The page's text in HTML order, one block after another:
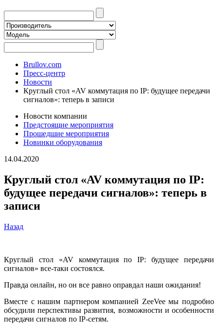
Brullov.com
Пресс-центр
Новости
Круглый стол «AV коммутация по IP: будущее передачи
сигналов»: теперь в записи
Новости компании
Предстоящие мероприятия
Прошедшие мероприятия
Новинки оборудования
14.04.2020
Круглый стол «AV коммутация по IP:
будущее передачи сигналов»: теперь в
записи
Назад
Круглый стол «AV коммутация по IP: будущее передачи
сигналов» все-таки состоялся.
Правда онлайн, но он все равно оправдал наши ожидания!
Вместе с нашим партнером компанией ZeeVee мы подробно
обсудили перспективы развития, возможности и особенности
передачи сигналов по IP-сетям.